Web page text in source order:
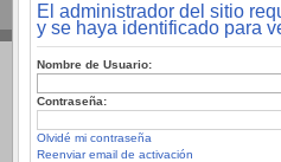
El administrador del sitio
y se haya identificado para
Nombre de Usuario:
Contraseña:
Olvidé mi contraseña
Reenviar email de activación